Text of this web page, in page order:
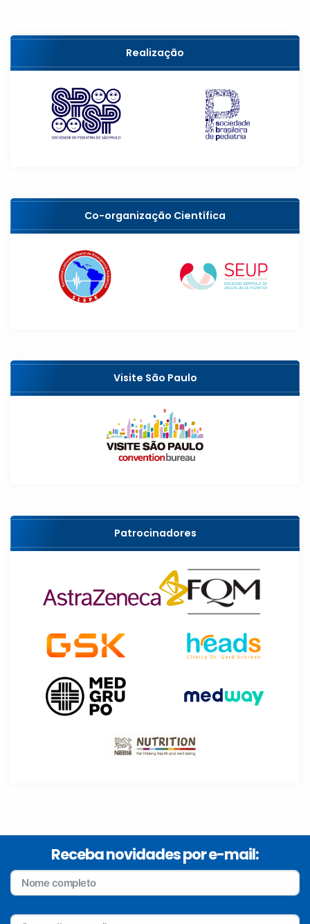
Realização
Co-organização Científica
Visite São Paulo
Patrocinadores
Receba novidades por e-mail: